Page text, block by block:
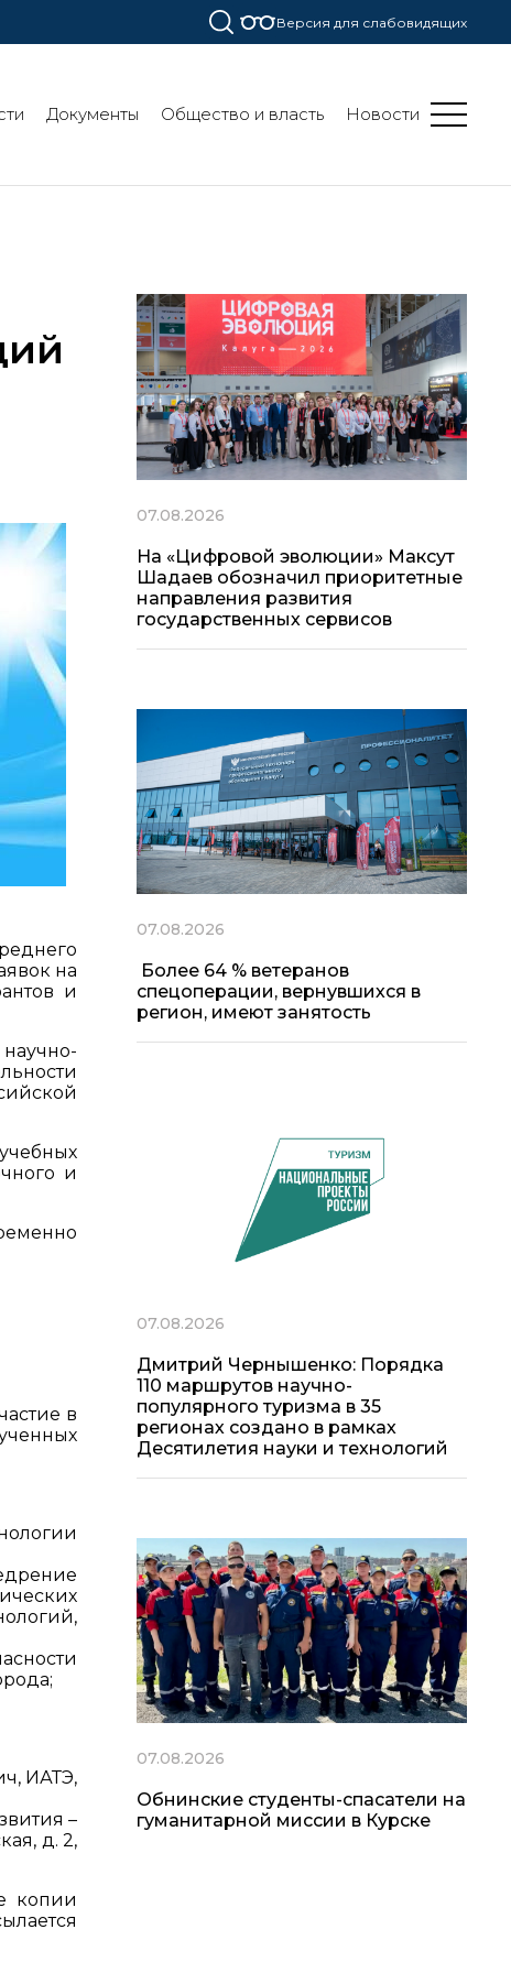
Версия для слабовидящих
Документы Общество и власть Новости
на
и
и
в
ИАТЭ,
–
д. 2,
копии
07.08.2026
На «Цифровой эволюции» Максут
Шадаев обозначил приоритетные
направления развития
государственных сервисов
07.08.2026
Более 64 % ветеранов
спецоперации, вернувшихся в
регион, имеют занятость
07.08.2026
Дмитрий Чернышенко: Порядка
110 маршрутов научно-
популярного туризма в 35
регионах создано в рамках
Десятилетия науки и технологий
07.08.2026
Обнинские студенты-спасатели на
гуманитарной миссии в Курске